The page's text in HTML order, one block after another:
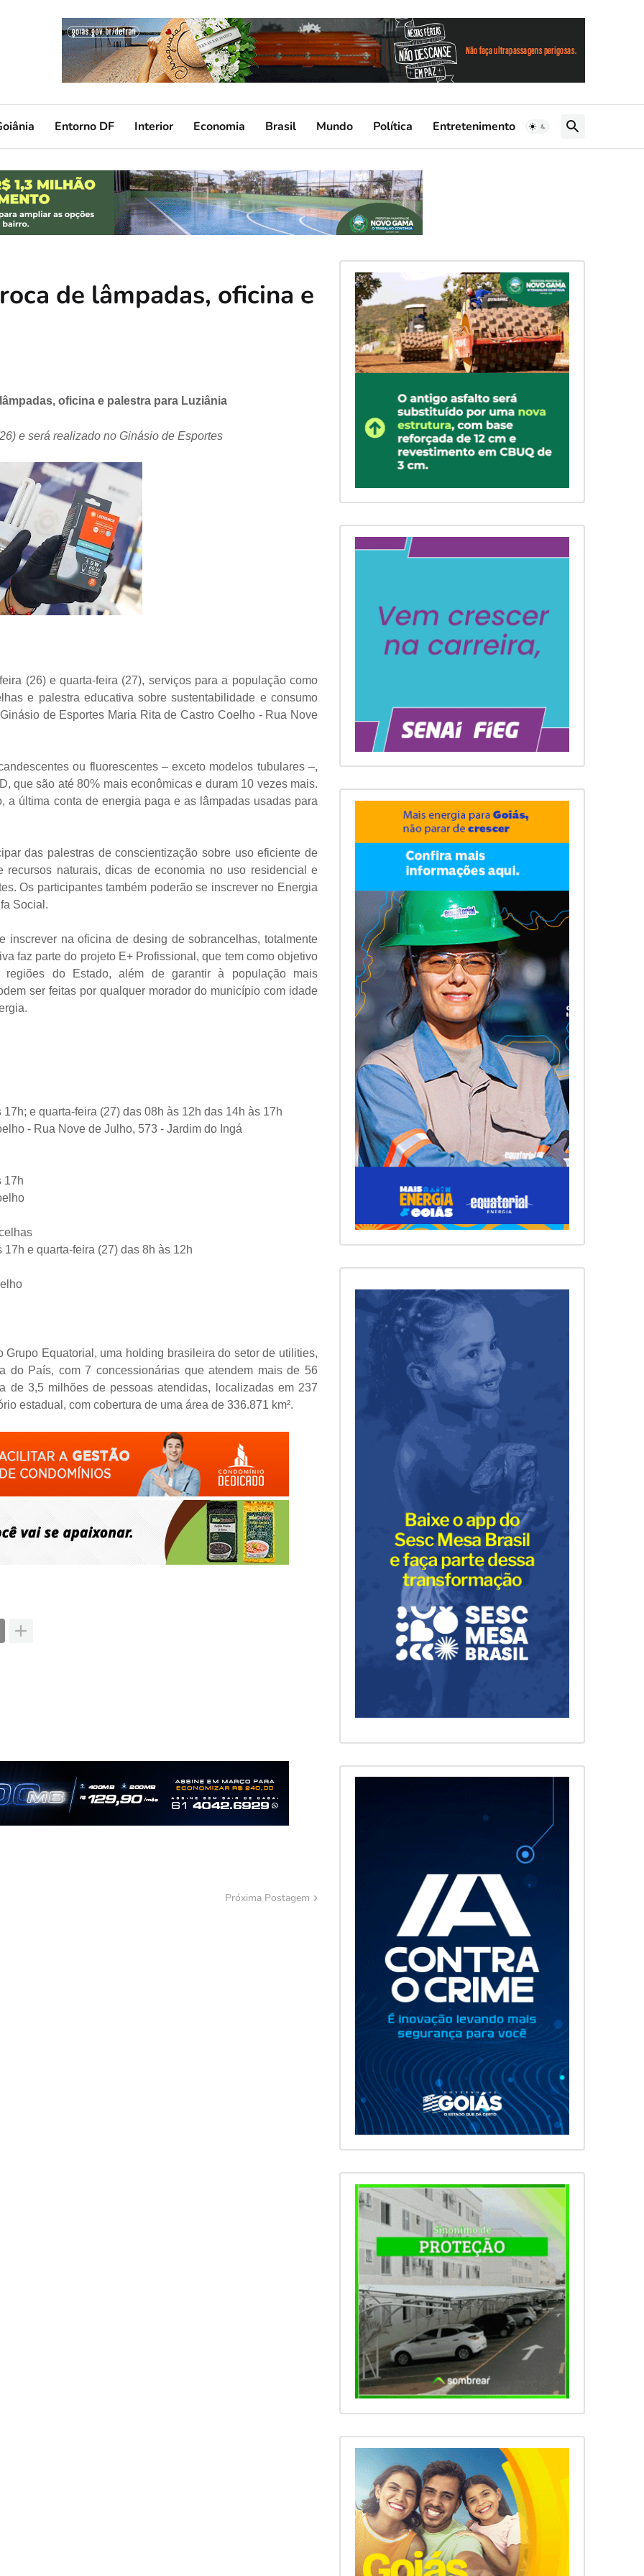
Entorno DF Interior Economia Brasil Mundo Política Entretenimento
de lâmpadas, oficina e
oficina e palestra para Luziânia
e será realizado no Ginásio de Esportes
(26) e quarta-feira (27), serviços para a população como
e palestra educativa sobre sustentabilidade e consumo
de Esportes Maria Rita de Castro Coelho - Rua Nove
ou fluorescentes – exceto modelos tubulares –,
que são até 80% mais econômicas e duram 10 vezes mais.
a última conta de energia paga e as lâmpadas usadas para
das palestras de conscientização sobre uso eficiente de
naturais, dicas de economia no uso residencial e
Os participantes também poderão se inscrever no Energia
Social.
na oficina de desing de sobrancelhas, totalmente
faz parte do projeto E+ Profissional, que tem como objetivo
regiões do Estado, além de garantir à população mais
ser feitas por qualquer morador do município com idade
e quarta-feira (27) das 08h às 12h das 14h às 17h
- Rua Nove de Julho, 573 - Jardim do Ingá
17h
e quarta-feira (27) das 8h às 12h
Equatorial, uma holding brasileira do setor de utilities,
do País, com 7 concessionárias que atendem mais de 56
de 3,5 milhões de pessoas atendidas, localizadas em 237
estadual, com cobertura de uma área de 336.871 km².
Próxima Postagem